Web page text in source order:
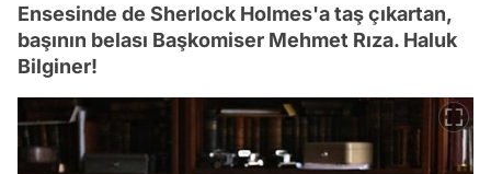
Ensesinde de Sherlock Holmes'a taş çıkartan,
başının belası Başkomiser Mehmet Rıza. Haluk
Bilginer!